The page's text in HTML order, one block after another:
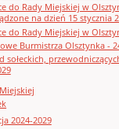
do Rady Miejskiej w
na dzień 15 stycznia
do Rady Miejskiej w
Burmistrza Olsztynka -
sołeckich,
2024-2029